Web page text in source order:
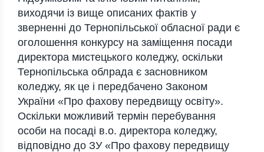
виходячи із вище описаних фактів у
зверненні до Тернопільської обласної ради є
оголошення конкурсу на заміщення посади
директора мистецького коледжу, оскільки
Тернопільська облрада є засновником
коледжу, як це і передбачено Законом
України «Про фахову передвищу освіту».
Оскільки можливий термін перебування
особи на посаді в.о. директора коледжу,
відповідно до ЗУ «Про фахову передвищу